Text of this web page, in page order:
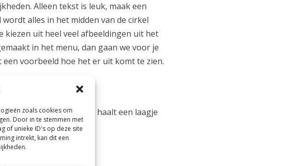
zoals cookies om
Door in te stemmen met
of unieke ID's op deze site
intrekt, kan dit een
5
Alleen tekst is leuk, maak een
alles in het midden van de cirkel
kiezen uit heel veel afbeeldingen uit het
in het menu, dan gaan we voor je
voorbeeld hoe het er uit komt te zien.
gegraveerd. De laser haalt een laagje